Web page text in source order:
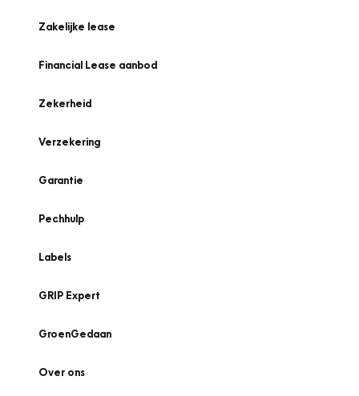
Zakelijke lease
Financial Lease aanbod
Zekerheid
Verzekering
Garantie
Pechhulp
Labels
GRIP Expert
GroenGedaan
Over ons